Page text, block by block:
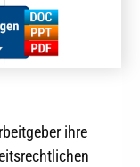
ihre